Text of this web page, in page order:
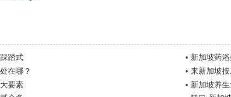
踏式 • 新加坡药
在哪？ • 来新加坡
要素 • 新加坡养